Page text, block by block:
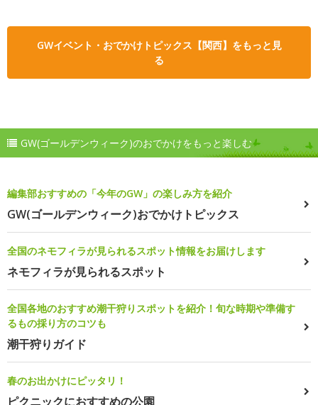
GWイベント・おでかけトピックス【関西】をもっと見
る
GW(ゴールデンウィーク)のおでかけをもっと楽しむ
編集部おすすめの「今年のGW」の楽しみ方を紹介
GW(ゴールデンウィーク)おでかけトピックス
全国のネモフィラが見られるスポット情報をお届けします
ネモフィラが見られるスポット
全国各地のおすすめ潮干狩りスポットを紹介！旬な時期や準備す
るもの採り方のコツも
潮干狩りガイド
春のお出かけにピッタリ！
ピクニックにおすすめの公園